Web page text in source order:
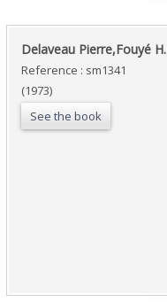
‎Delaveau Pierre,Fouyé H.‎
Reference : sm1341
(1973)
See the book